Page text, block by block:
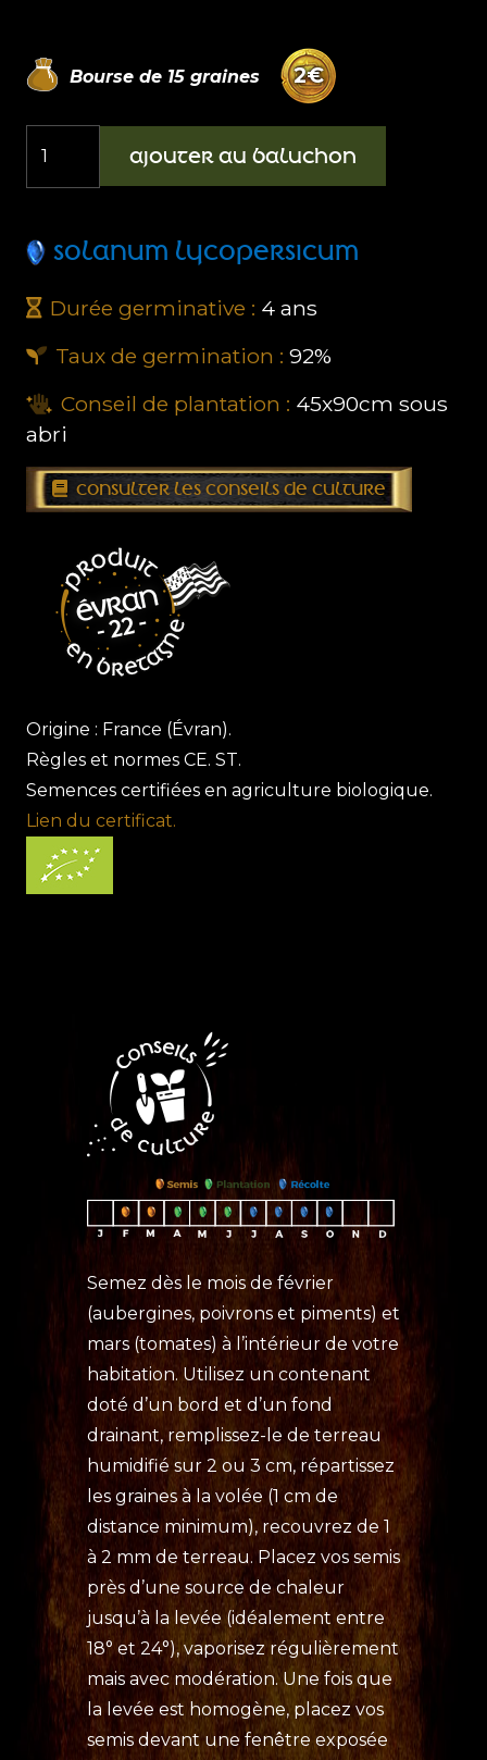
Bourse de 15 graines 2€
de
Orange
AJOUTER AU BALUCHON
SOLANUM LYCOPERSICUM
Durée germinative : 4ans
Taux de germination : 92%
Conseil de plantation : 45x90cm sous
abri
CONSULTER LES CONSEILS DE CULTURE
Origine : France (Évran).
Règles et normes CE. ST.
Semences certifiées en agriculture biologique.
Lien du certificat.
Semez dès le mois de février
(aubergines, poivrons et piments) et
mars (tomates) à l’intérieur de votre
habitation. Utilisez un contenant
doté d’un bord et d’un fond
drainant, remplissez-le de terreau
humidifié sur 2 ou 3 cm, répartissez
les graines à la volée (1 cm de
distance minimum), recouvrez de 1
à 2 mm de terreau. Placez vos semis
près d’une source de chaleur
jusqu’à la levée (idéalement entre
18° et 24°), vaporisez régulièrement
mais avec modération. Une fois que
la levée est homogène, placez vos
semis devant une fenêtre exposée